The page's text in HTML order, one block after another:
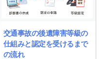
交通事故の後遺障害等級の
仕組みと認定を受けるまで
の流れ